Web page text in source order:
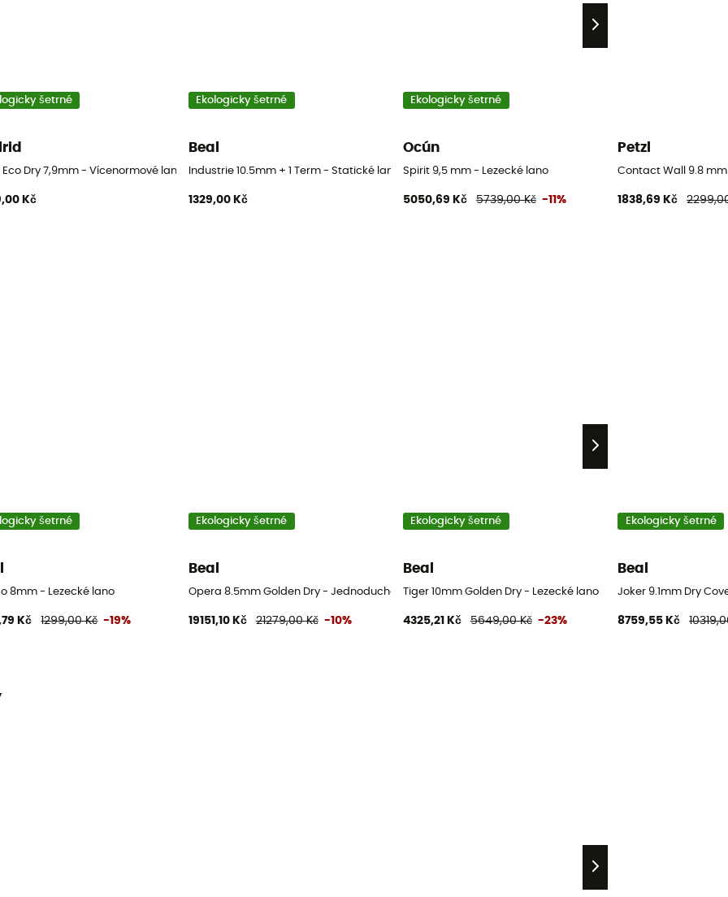
šetrné
Eco Dry 7,9mm - Vícenormové lano
Kč
Ekologicky šetrné
Beal
Industrie 10.5mm + 1 Term - Statické lano
1329,00 Kč
Ekologicky šetrné
Ocún
Spirit 9,5 mm - Lezecké lano
5050,69 Kč 5739,00 Kč -11%
Petzl
Contact Wall 9.8
1838,69 Kč
šetrné
8mm - Lezecké lano
Kč 1299,00 Kč -19%
Ekologicky šetrné
Beal
Opera 8.5mm Golden Dry - Jednoduché lano
19151,10 Kč 21279,00 Kč -10%
Ekologicky šetrné
Beal
Tiger 10mm Golden Dry - Lezecké lano
4325,21 Kč 5649,00 Kč -23%
Ekologicky šetrné
Beal
Joker 9.1mm Dry
8759,55 Kč